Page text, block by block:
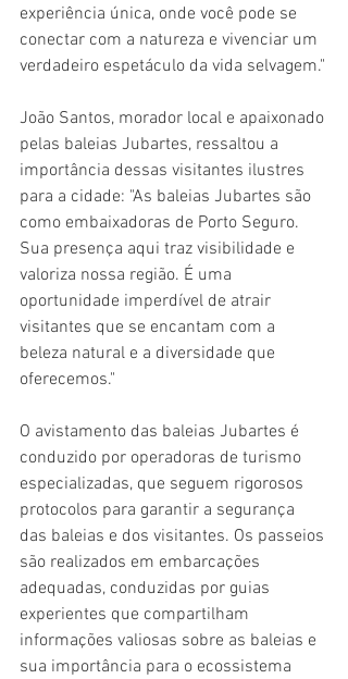
experiência única, onde você pode se
conectar com a natureza e vivenciar um
verdadeiro espetáculo da vida selvagem."
João Santos, morador local e apaixonado
pelas baleias Jubartes, ressaltou a
importância dessas visitantes ilustres
para a cidade: "As baleias Jubartes são
como embaixadoras de Porto Seguro.
Sua presença aqui traz visibilidade e
valoriza nossa região. É uma
oportunidade imperdível de atrair
visitantes que se encantam com a
beleza natural e a diversidade que
oferecemos."
O avistamento das baleias Jubartes é
conduzido por operadoras de turismo
especializadas, que seguem rigorosos
protocolos para garantir a segurança
das baleias e dos visitantes. Os passeios
são realizados em embarcações
adequadas, conduzidas por guias
experientes que compartilham
informações valiosas sobre as baleias e
sua importância para o ecossistema